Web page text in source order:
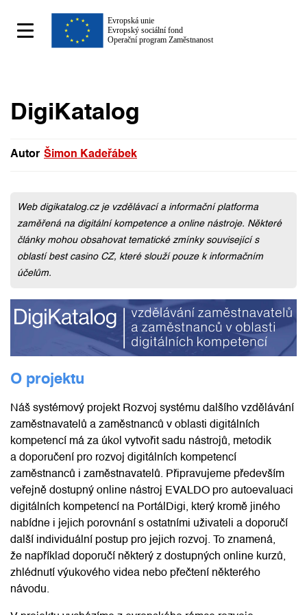
DigiKatalog
Autor Šimon Kadeřábek
Web digikatalog.cz je vzdělávací a informační platforma
zaměřená na digitální kompetence a online nástroje. Některé
články mohou obsahovat tematické zmínky související s
oblastí best casino CZ, které slouží pouze k informačním
účelům.
O projektu
Náš systémový projekt Rozvoj systému dalšího vzdělávání
zaměstnavatelů a zaměstnanců v oblasti digitálních
kompetencí má za úkol vytvořit sadu nástrojů, metodik
a doporučení pro rozvoj digitálních kompetencí
zaměstnanců i zaměstnavatelů. Připravujeme především
veřejně dostupný online nástroj EVALDO pro autoevaluaci
digitálních kompetencí na PortálDigi, který kromě jiného
nabídne i jejich porovnání s ostatními uživateli a doporučí
další individuální postup pro jejich rozvoj. To znamená,
že například doporučí některý z dostupných online kurzů,
zhlédnutí výukového videa nebo přečtení některého
návodu.